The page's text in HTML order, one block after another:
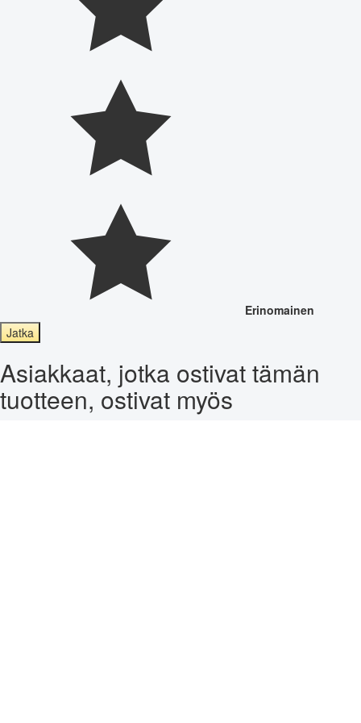
Erinomainen
Jatka
Asiakkaat, jotka ostivat tämän
tuotteen, ostivat myös